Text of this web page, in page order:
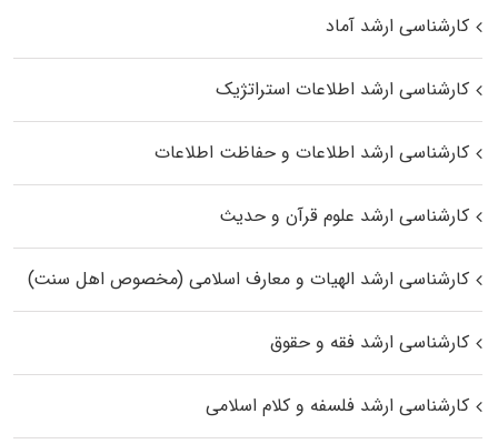
کارشناسی ارشد آماد
کارشناسی ارشد اطلاعات استراتژیک
کارشناسی ارشد اطلاعات و حفاظت اطلاعات
کارشناسی ارشد علوم قرآن و حدیث
کارشناسی ارشد الهیات و معارف اسلامی (مخصوص اهل سنت)
کارشناسی ارشد فقه و حقوق
کارشناسی ارشد فلسفه و کلام اسلامی